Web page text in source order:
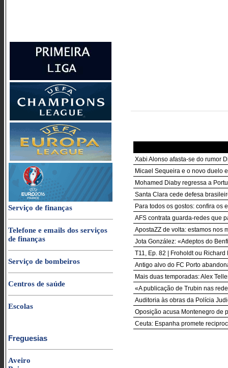
Serviço de finanças
Telefone e emails dos serviços
de finanças
Serviço de bombeiros
Centros de saúde
Escolas
Freguesias
Aveiro
Xabi Alonso afasta-se do rumor
Micael Sequeira e o novo duelo
Mohamed Diaby regressa a
Santa Clara cede defesa
Para todos os gostos: confira os
AFS contrata guarda-redes que
ApostaZZ de volta: estamos nos
Jota González: «Adeptos do
T11, Ep. 82 | Froholdt ou
Antigo alvo do FC Porto
Mais duas temporadas: Alex
«A publicação de Trubin nas
Auditoria às obras da Polícia
Oposição acusa Montenegro de
Ceuta: Espanha promete